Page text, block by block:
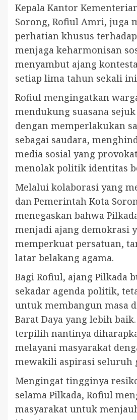
Kepala Kantor
Sorong, Rofiul Amri, juga
perhatian khusus
menjaga keharmonisan
menyambut ajang
setiap lima tahun sekali
Rofiul mengingatkan
mendukung suasana
dengan memperlakukan
sebagai saudara,
media sosial yang
menolak politik identitas
Melalui kolaborasi yang
dan Pemerintah Kota
menegaskan bahwa
menjadi ajang demokrasi
memperkuat persatuan,
latar belakang agama.
Bagi Rofiul, ajang Pilkada
sekadar agenda politik,
untuk membangun masa
Barat Daya yang lebih
terpilih nantinya
melayani masyarakat
mewakili aspirasi seluruh
Mengingat tingginya
selama Pilkada, Rofiul
masyarakat untuk